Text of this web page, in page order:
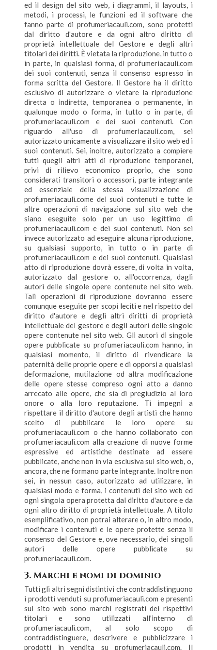
ed il design del sito web, i diagrammi, il layouts, i
metodi, i processi, le funzioni ed il software che
fanno parte di profumeriacauli.com, sono protetti
dal diritto d'autore e da ogni altro diritto di
proprietà intellettuale del Gestore e degli altri
titolari dei diritti. È vietata la riproduzione, in tutto o
in parte, in qualsiasi forma, di profumeriacauli.com
dei suoi contenuti, senza il consenso espresso in
forma scritta del Gestore. Il Gestore ha il diritto
esclusivo di autorizzare o vietare la riproduzione
diretta o indiretta, temporanea o permanente, in
qualunque modo o forma, in tutto o in parte, di
profumeriacauli.com e dei suoi contenuti. Con
riguardo all'uso di profumeriacauli.com, sei
autorizzato unicamente a visualizzare il sito web ed i
suoi contenuti. Sei, inoltre, autorizzato a compiere
tutti quegli altri atti di riproduzione temporanei,
privi di rilievo economico proprio, che sono
considerati transitori o accessori, parte integrante
ed essenziale della stessa visualizzazione di
profumeriacauli.come dei suoi contenuti e tutte le
altre operazioni di navigazione sul sito web che
siano eseguite solo per un uso legittimo di
profumeriacauli.com e dei suoi contenuti. Non sei
invece autorizzato ad eseguire alcuna riproduzione,
su qualsiasi supporto, in tutto o in parte di
profumeriacauli.com e dei suoi contenuti. Qualsiasi
atto di riproduzione dovrà essere, di volta in volta,
autorizzato dal gestore o, all'occorrenza, dagli
autori delle singole opere contenute nel sito web.
Tali operazioni di riproduzione dovranno essere
comunque eseguite per scopi leciti e nel rispetto del
diritto d'autore e degli altri diritti di proprietà
intellettuale del gestore e degli autori delle singole
opere contenute nel sito web. Gli autori di singole
opere pubblicate su profumeriacauli.com hanno, in
qualsiasi momento, il diritto di rivendicare la
paternità delle proprie opere e di opporsi a qualsiasi
deformazione, mutilazione od altra modificazione
delle opere stesse compreso ogni atto a danno
arrecato alle opere, che sia di pregiudizio al loro
onore o alla loro reputazione. Ti impegni a
rispettare il diritto d'autore degli artisti che hanno
scelto di pubblicare le loro opere su
profumeriacauli.com o che hanno collaborato con
profumeriacauli.com alla creazione di nuove forme
espressive ed artistiche destinate ad essere
pubblicate, anche non in via esclusiva sul sito web, o,
ancora, che ne formano parte integrante. Inoltre non
sei, in nessun caso, autorizzato ad utilizzare, in
qualsiasi modo e forma, i contenuti del sito web ed
ogni singola opera protetta dal diritto d'autore e da
ogni altro diritto di proprietà intellettuale. A titolo
esemplificativo, non potrai alterare o, in altro modo,
modificare i contenuti e le opere protette senza il
consenso del Gestore e, ove necessario, dei singoli
autori delle opere pubblicate su
profumeriacauli.com.
3. Marchi e nomi di dominio
Tutti gli altri segni distintivi che contraddistinguono
i prodotti venduti su profumeriacauli.com e presenti
sul sito web sono marchi registrati dei rispettivi
titolari e sono utilizzati all'interno di
profumeriacauli.com, al solo scopo di
contraddistinguere, descrivere e pubblicizzare i
prodotti in vendita su profumeriacauli.com. Il